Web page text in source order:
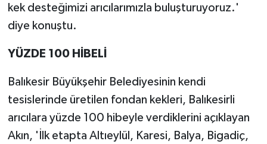
kek desteğimizi arıcılarımızla buluşturuyoruz.'
diye konuştu.
YÜZDE 100 HİBELİ
Balıkesir Büyükşehir Belediyesinin kendi
tesislerinde üretilen fondan kekleri, Balıkesirli
arıcılara yüzde 100 hibeyle verdiklerini açıklayan
Akın, 'İlk etapta Altıeylül, Karesi, Balya, Bigadiç,